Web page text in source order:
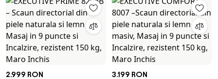
2.999 RON 3.199 RON